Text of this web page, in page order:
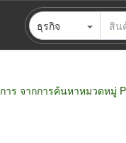
ธุรกิจ
าร จากการค้นหาหมวดหมู่